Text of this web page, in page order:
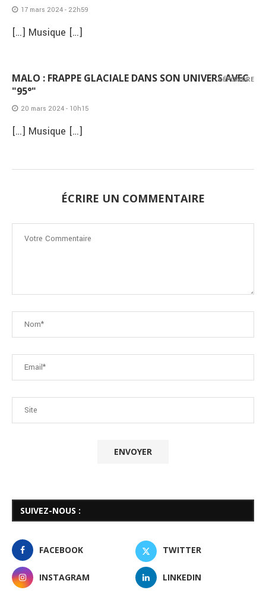
17 mars 2024 - 22h59
[…] Musique […]
MALO : FRAPPE GLACIALE DANS SON UNIVERS AVEC
"95°"
20 mars 2024 - 10h15
[…] Musique […]
RÉPONDRE
ÉCRIRE UN COMMENTAIRE
SUIVEZ-NOUS :
FACEBOOK TWITTER
INSTAGRAM LINKEDIN